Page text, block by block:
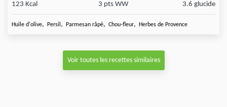
123 Kcal 3 pts WW 3.6 glucide
Huile d'olive, Persil , Parmesan râpé, Chou-fleur, Herbes de Provence
Voir toutes les recettes similaires